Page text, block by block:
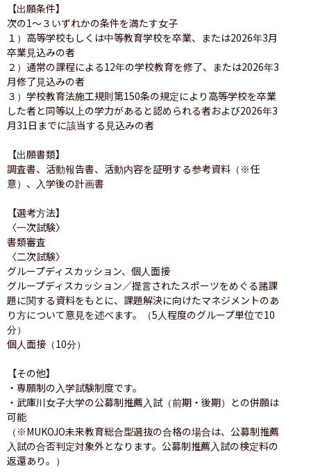
【出願条件】
次の1〜３いずれかの条件を満たす女子
１）高等学校もしくは中等教育学校を卒業、または2026年3月
卒業見込みの者
２）通常の課程による12年の学校教育を修了、または2026年3
月修了見込みの者
３）学校教育法施工規則第150条の規定により高等学校を卒業
した者と同等以上の学力があると認められる者および2026年3
月31日までに該当する見込みの者
【出願書類】
調査書、活動報告書、活動内容を証明する参考資料（※任
意）、入学後の計画書
【選考方法】
〈一次試験〉
書類審査
〈二次試験〉
グループディスカッション、個人面接
グループディスカッション／提言されたスポーツをめぐる諸課
題に関する資料をもとに、課題解決に向けたマネジメントのあ
り方について意見を述べます。（5人程度のグループ単位で10
分）
個人面接（10分）
【その他】
・専願制の入学試験制度です。
・武庫川女子大学の公募制推薦入試（前期・後期）との併願は
可能
（※MUKOJO未来教育総合型選抜の合格の場合は、公募制推薦
入試の合否判定対象外となります。公募制推薦入試の検定料の
返還あり。）